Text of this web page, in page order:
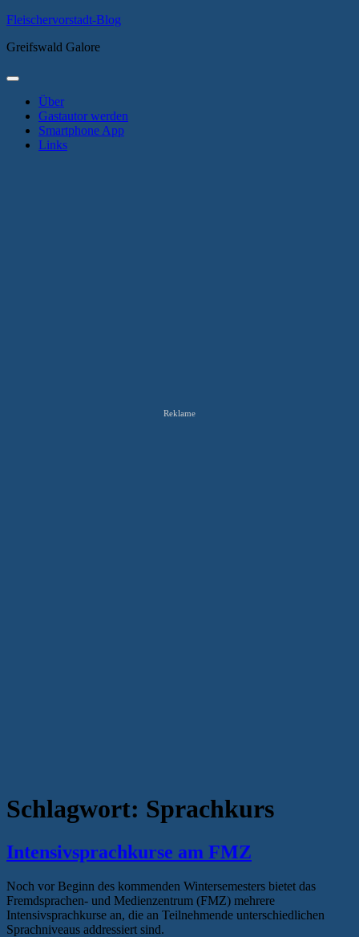
Zum
springen
Fleischervorstadt-Blog
Greifswald Galore
Primäres
Über
Gastautor werden
Smartphone App
Links
Reklame
Schlagwort: Sprachkurs
Intensivsprachkurse am FMZ
Noch vor Beginn des kommenden Wintersemesters bietet das
Fremdsprachen- und Medienzentrum (FMZ) mehrere
Intensivsprachkurse an, die an Teilnehmende unterschiedlichen
Sprachniveaus addressiert sind.